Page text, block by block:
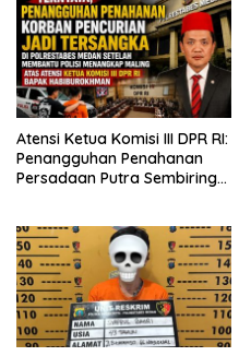
Atensi Ketua Komisi III DPR RI:
Penangguhan Penahanan
Persadaan Putra Sembiring